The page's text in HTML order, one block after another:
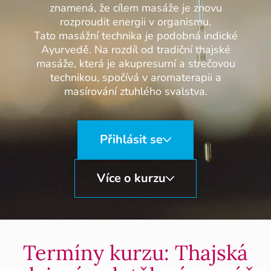
znamená, že cílem masáže je znovu
rozproudit energii v organismu.
Tato masážní technika je podobná indické
Ayurvedě. Na rozdíl od tradiční thajské
masáže, která je akupresurní a strečovou
technikou, spočívá v aromaterapii a
masírování ztuhlého svalstva.
Přihlásit se
Více o kurzu
Termíny kurzu: Thajská